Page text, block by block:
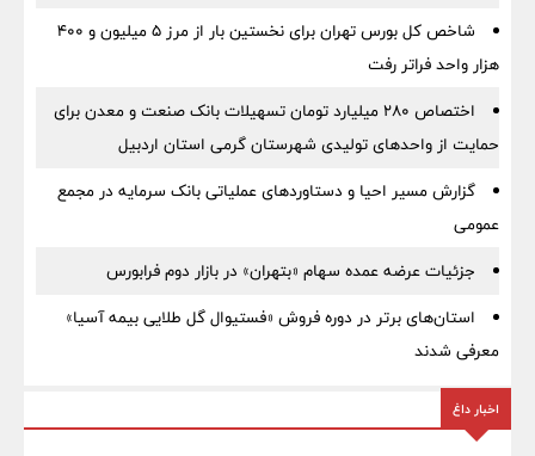
شاخص کل بورس تهران برای نخستین بار از مرز ۵ میلیون و ۴۰۰
هزار واحد فراتر رفت
اختصاص ۲۸۰ میلیارد تومان تسهیلات بانک صنعت و معدن برای
حمایت از واحدهای تولیدی شهرستان گرمی استان اردبیل
گزارش مسیر احیا و دستاوردهای عملیاتی بانک سرمایه در مجمع
عمومی
جزئیات عرضه عمده سهام «بتهران» در بازار دوم فرابورس
استان‌های برتر در دوره فروش «فستیوال گل طلایی بیمه آسیا»
معرفی شدند
اخبار داغ